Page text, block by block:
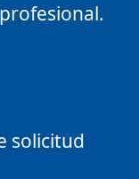
solicitud